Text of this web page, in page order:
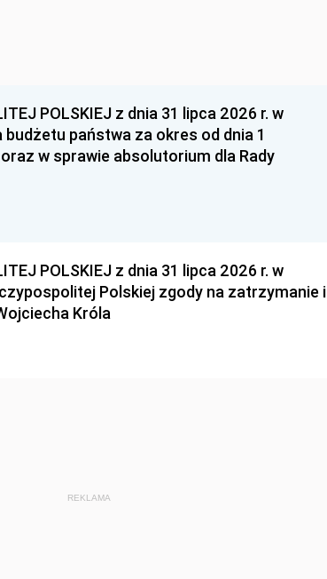
POLSKIEJ z dnia 31 lipca 2026 r. w
państwa za okres od dnia 1
w sprawie absolutorium dla Rady
POLSKIEJ z dnia 31 lipca 2026 r. w
Polskiej zgody na zatrzymanie i
Króla
REKLAMA